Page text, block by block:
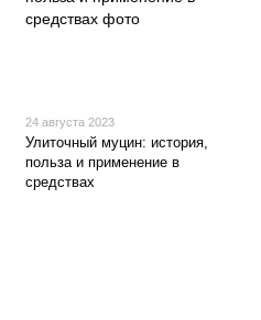
24 августа 2023
Улиточный муцин: история,
польза и применение в
средствах